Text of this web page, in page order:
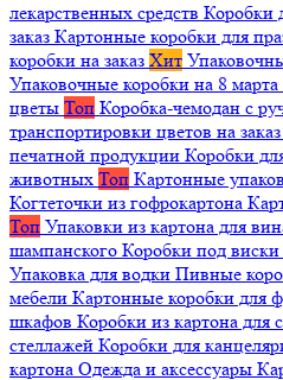
лекарственных средств Коробки
заказ Картонные коробки для
коробки на заказ Хит
Упаковочные коробки на 8 марта
цветы Топ Коробка-чемодан с
транспортировки цветов на заказ
печатной продукции Коробки
животных Топ Картонные
Когтеточки из гофрокартона
Топ Упаковки из картона для
шампанского Коробки под виски
Упаковка для водки Пивные
мебели Картонные коробки для
шкафов Коробки из картона для
стеллажей Коробки для
картона Одежда и аксессуары